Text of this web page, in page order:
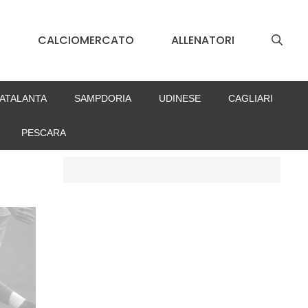
CALCIOMERCATO ALLENATORI
SAMPDORIA UDINESE CAGLIARI
PESCARA